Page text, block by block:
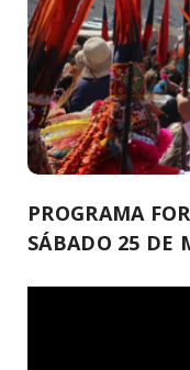
PROGRAMA
SÁBADO 25 DE